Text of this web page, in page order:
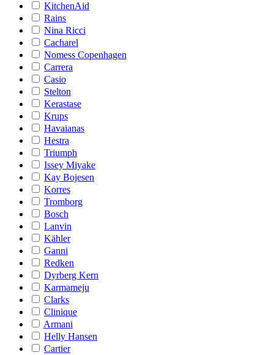
KitchenAid
Rains
Nina Ricci
Cacharel
Nomess Copenhagen
Carrera
Casio
Stelton
Kerastase
Krups
Havaianas
Hestra
Triumph
Issey Miyake
Kay Bojesen
Korres
Tromborg
Bosch
Lanvin
Kähler
Ganni
Redken
Dyrberg Kern
Karmameju
Clarks
Clinique
Armani
Helly Hansen
Cartier